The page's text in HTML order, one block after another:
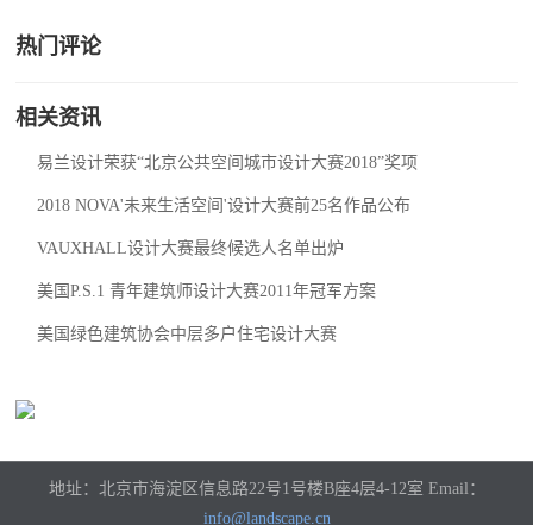
热门评论
相关资讯
易兰设计荣获“北京公共空间城市设计大赛2018”奖项
2018 NOVA'未来生活空间'设计大赛前25名作品公布
VAUXHALL设计大赛最终候选人名单出炉
美国P.S.1 青年建筑师设计大赛2011年冠军方案
美国绿色建筑协会中层多户住宅设计大赛
地址：北京市海淀区信息路22号1号楼B座4层4-12室 Email：
info@landscape.cn